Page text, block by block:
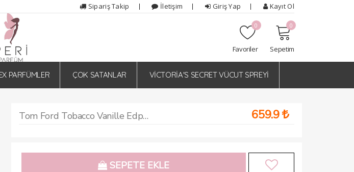
Sipariş Takip İletişim Giriş Yap Kayıt Ol
Favoriler
0
Sepetim
0
PARFÜMLER ÇOK SATANLAR VİCTORİA'S SECRET VÜCUT SPREYİ
Tom Ford Tobacco Vanille Edp 100 ml Tester Parfüm Unisex 659.9
SEPETE EKLE